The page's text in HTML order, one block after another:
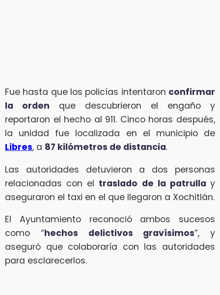
Fue hasta que los policías intentaron confirmar
la orden que descubrieron el engaño y
reportaron el hecho al 911. Cinco horas después,
la unidad fue localizada en el municipio de
Libres, a 87 kilómetros de distancia.
Las autoridades detuvieron a dos personas
relacionadas con el traslado de la patrullay
aseguraron el taxi en el que llegaron a Xochitlán.
El Ayuntamiento reconoció ambos sucesos
como “hechos delictivos gravísimos”, y
aseguró que colaboraría con las autoridades
para esclarecerlos.